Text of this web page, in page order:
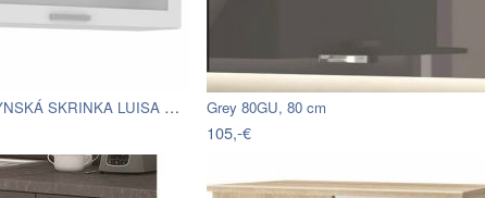
HORNÁ KUCHYNSKÁ SKRINKA LUISA HKKG 110 Grey 80GU, 80 cm
105,-€